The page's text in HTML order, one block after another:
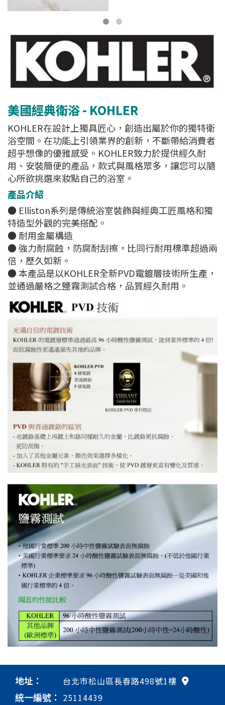
美國經典衛浴 - KOHLER
KOHLER在設計上獨具匠心，創造出屬於你的獨特衛
浴空間。在功能上引領業界的創新，不斷帶給消費者
超乎想像的優雅感受。KOHLER致力於提供經久耐
用、安裝簡便的產品，款式與風格眾多，讓您可以隨
心所欲挑選來妝點自己的浴室。
產品介紹
​​​● Elliston系列是傳統浴室裝飾與經典工匠風格和獨
特造型外觀的完美搭配。
​​​● 耐用金屬構造
​​​● 強力耐腐蝕，防腐耐刮擦，比同行耐用標準超過兩
倍，歷久如新。
● 本產品是以KOHLER全新PVD電鍍層技術所生產，
並通過嚴格之鹽霧測試合格，品質經久耐用。
地址： 台北市松山區長春路498號1樓
統一編號： 25114439